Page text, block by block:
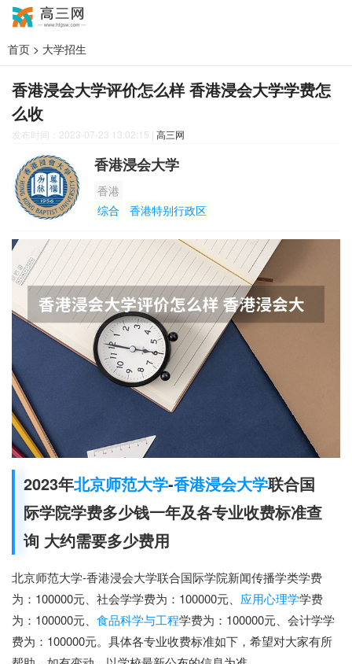
首页 > 大学招生
香港浸会大学评价怎么样 香港浸会大学学费怎
么收
发布时间：2023-07-23 13:02:15 | 高三网
香港浸会大学
香港
综合
香港特别行政区
2023年北京师范大学-香港浸会大学联合国
际学院学费多少钱一年及各专业收费标准查
询 大约需要多少费用
北京师范大学-香港浸会大学联合国际学院新闻传播学类学费
为：100000元、社会学学费为：100000元、 应用心理学学费
为：100000元、 食品科学与工程学费为：100000元、会计学学
费为：100000元。具体各专业收费标准如下，希望对大家有所